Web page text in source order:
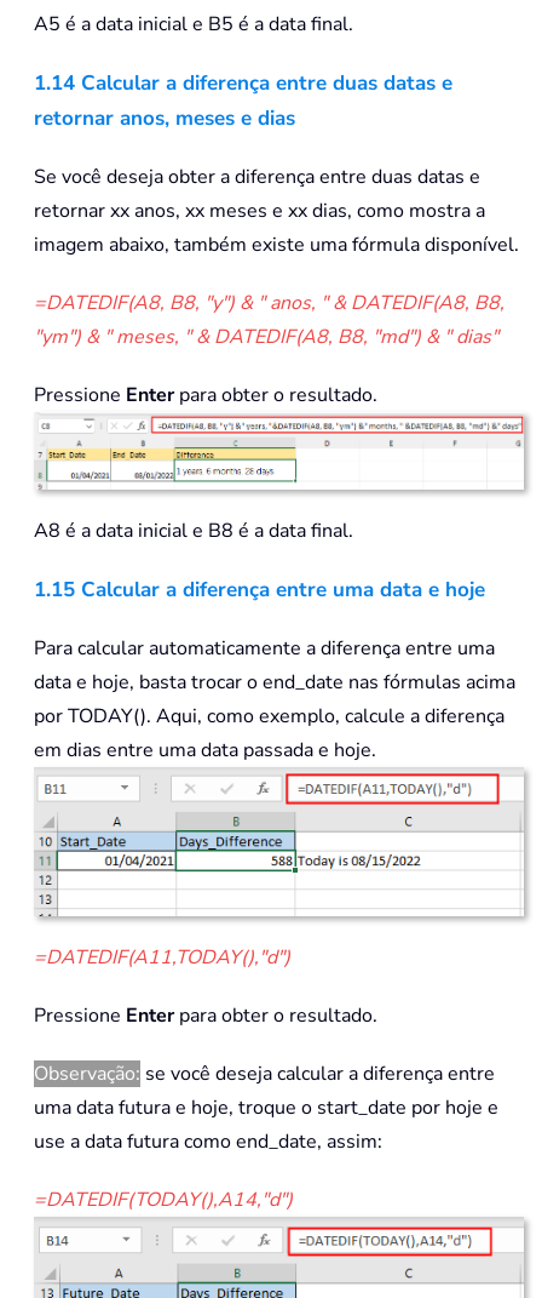
A5 é a data inicial e B5 é a data final.
1.14 Calcular a diferença entre duas datas e
retornar anos, meses e dias
Se você deseja obter a diferença entre duas datas e
retornar xx anos, xx meses e xx dias, como mostra a
imagem abaixo, também existe uma fórmula disponível.
=DATEDIF(A8, B8, "y") & " anos, " & DATEDIF(A8, B8,
"ym") & " meses, " & DATEDIF(A8, B8, "md") & " dias"
Pressione Enterpara obter o resultado.
A8 é a data inicial e B8 é a data final.
1.15 Calcular a diferença entre uma data e hoje
Para calcular automaticamente a diferença entre uma
data e hoje, basta trocar o end_date nas fórmulas acima
por TODAY(). Aqui, como exemplo, calcule a diferença
em dias entre uma data passada e hoje.
=DATEDIF(A11,TODAY(),"d")
Pressione Enterpara obter o resultado.
Observação: se você deseja calcular a diferença entre
uma data futura e hoje, troque o start_date por hoje e
use a data futura como end_date, assim:
=DATEDIF(TODAY(),A14,"d")